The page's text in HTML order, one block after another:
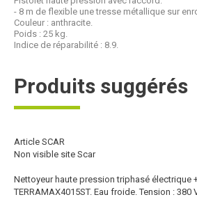
- 8 m de flexible une tresse métallique sur
Couleur : anthracite.
Poids : 25 kg.
Indice de réparabilité : 8.9.
Produits suggérés
Article SCAR
Non visible site Scar
Nettoyeur haute pression triphasé électrique
TERRAMAX4015ST. Eau froide. Tension : 380